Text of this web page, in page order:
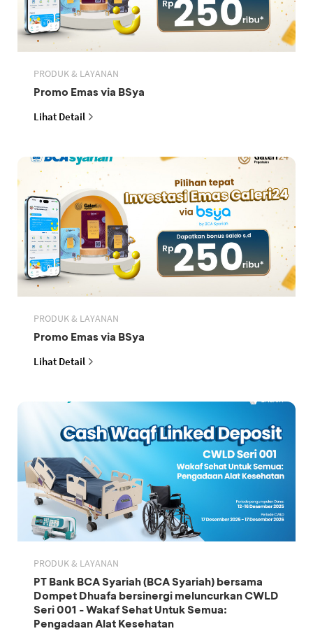
PRODUK & LAYANAN
Promo Emas via BSya
Lihat Detail
PRODUK & LAYANAN
Promo Emas via BSya
Lihat Detail
PRODUK & LAYANAN
PT Bank BCA Syariah (BCA Syariah) bersama
Dompet Dhuafa bersinergi meluncurkan CWLD
Seri 001 - Wakaf Sehat Untuk Semua:
Pengadaan Alat Kesehatan